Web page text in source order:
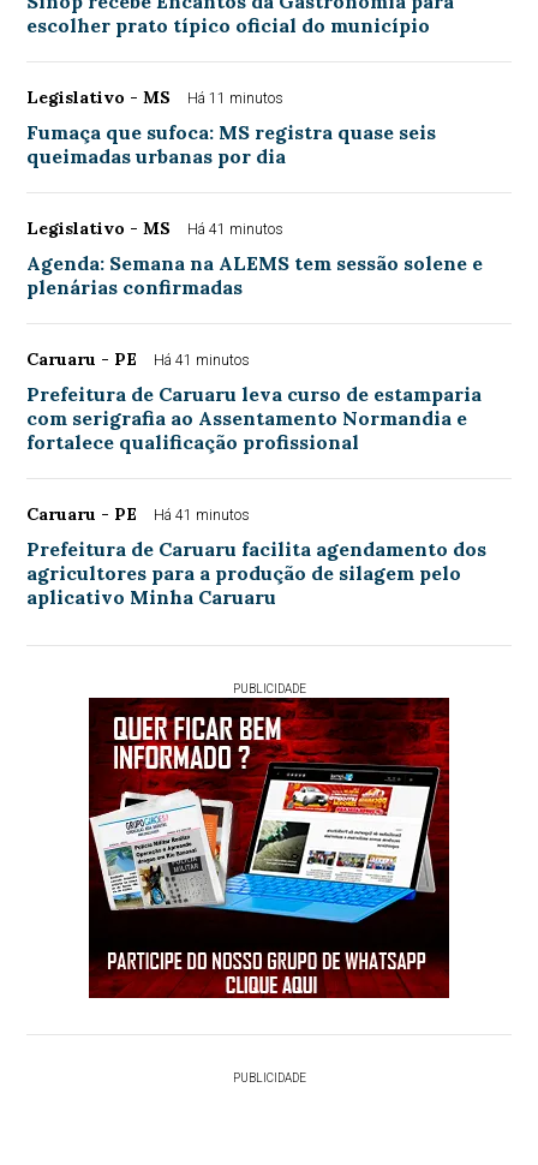
escolher prato típico oficial do município
Legislativo - MS Há 11 minutos
Fumaça que sufoca: MS registra quase seis
queimadas urbanas por dia
Legislativo - MS Há 41 minutos
Agenda: Semana na ALEMS tem sessão solene e
plenárias confirmadas
Caruaru - PE Há 41 minutos
Prefeitura de Caruaru leva curso de estamparia
com serigrafia ao Assentamento Normandia e
fortalece qualificação profissional
Caruaru - PE Há 41 minutos
Prefeitura de Caruaru facilita agendamento dos
agricultores para a produção de silagem pelo
aplicativo Minha Caruaru
PUBLICIDADE
PUBLICIDADE